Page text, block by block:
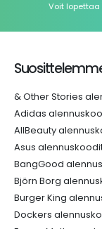
Voit
& Other Stories
Adidas
AllBeauty
Asus
BangGood
Björn Borg
Burger King
Dockers